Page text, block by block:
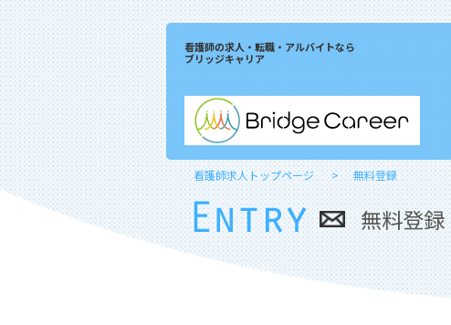
看護師の求人・転職・アルバイトなら
ブリッジキャリア
看護師求人トップページ 無料登録
無料登録